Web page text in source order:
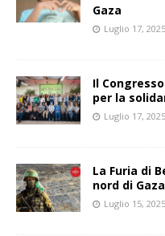
Gaza
Luglio 17, 2025
Il
per la
Luglio 17, 2025
La Furia di
nord di
Luglio 15, 2025